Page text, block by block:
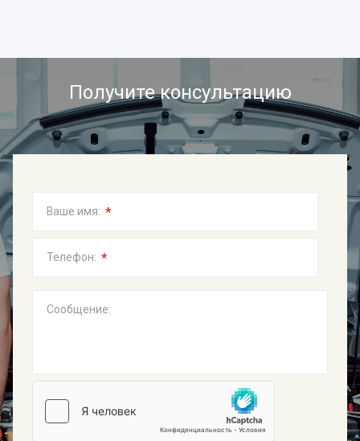
Получите консультацию
Ваше имя: *
Телефон: *
Сообщение: